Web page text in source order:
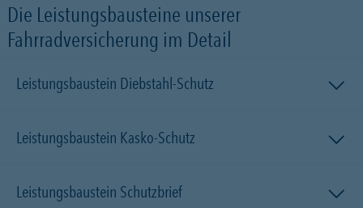
Die Leistungsbausteine unserer
Fahrradversicherung im Detail
Leistungsbaustein Diebstahl-Schutz
Leistungsbaustein Kasko-Schutz
Leistungsbaustein Schutzbrief